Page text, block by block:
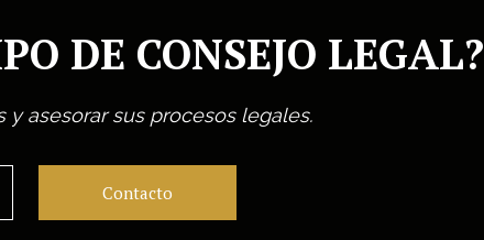
DE CONSEJO LEGAL?
y asesorar sus procesos legales.
Contacto